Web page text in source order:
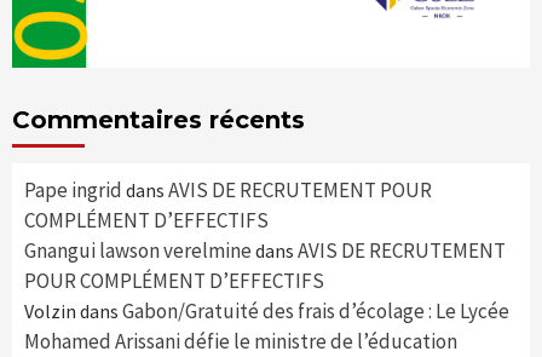
Commentaires récents
Pape ingrid dans AVIS DE RECRUTEMENT POUR
COMPLÉMENT D’EFFECTIFS
Gnangui lawson verelmine dans AVIS DE RECRUTEMENT
POUR COMPLÉMENT D’EFFECTIFS
Volzin dans Gabon/Gratuité des frais d’écolage : Le Lycée
Mohamed Arissani défie le ministre de l’éducation